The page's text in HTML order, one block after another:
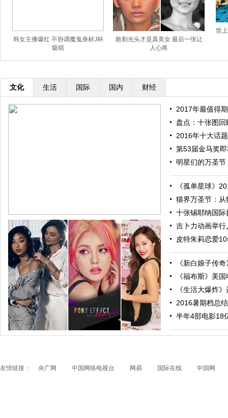
韩女主播爆红 不协调魔鬼身材J杯
吸睛
敢剃光头才是真美女 最后一张让
人心疼
世
文化 生活 国际 国内 财经
跟随电影去旅行：布拉格 在这里邂逅特工、寻找浪漫
2017年最值得
盘点：十张图
2016年十大话
第53届金马奖
明星们的万圣
《孤单星球》
猫界万圣节：
十张锡耶纳国
吉卜力动画举
皮特朱莉恋爱
《新白娘子传
《福布斯》美
《生活大爆炸
2016暑期档总
半年4部电影18
友情链接： 央广网 中国网络电视台 网易 国际在线 中国网